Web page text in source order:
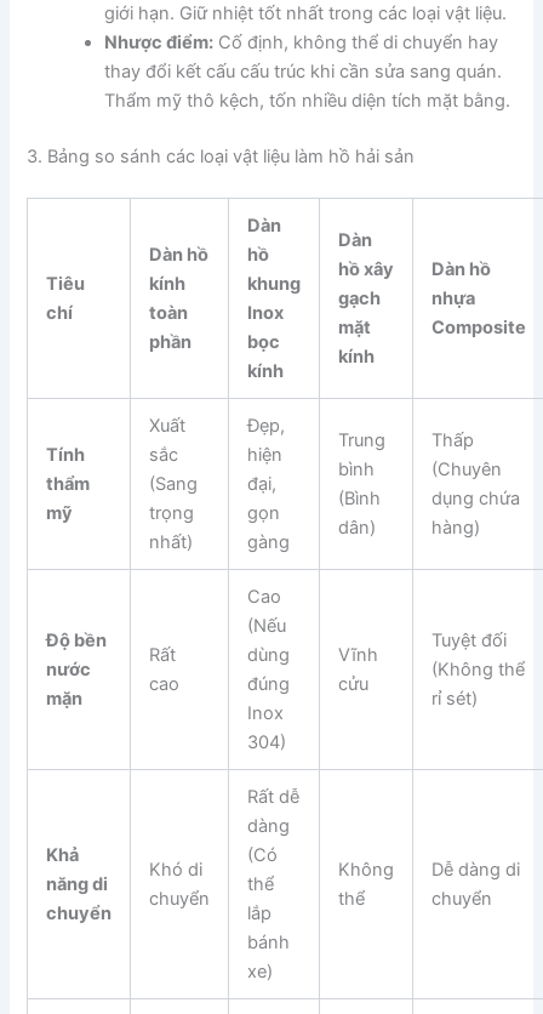
giới hạn. Giữ nhiệt tốt nhất trong các loại vật liệu.
Nhược điểm: Cố định, không thể di chuyển hay
thay đổi kết cấu cấu trúc khi cần sửa sang quán.
Thẩm mỹ thô kệch, tốn nhiều diện tích mặt bằng.
3. Bảng so sánh các loại vật liệu làm hồ hải sản
Tiêu
chí
Dàn hồ
kính
toàn
phần
Dàn
hồ
khung
Inox
bọc
kính
Dàn
hồ xây
gạch
mặt
kính
Dàn hồ
nhựa
Composite
Tính
thẩm
mỹ
Xuất
sắc
(Sang
trọng
nhất)
Đẹp,
hiện
đại,
gọn
gàng
Trung
bình
(Bình
dân)
Thấp
(Chuyên
dụng chứa
hàng)
Độ bền
nước
mặn
Rất
cao
Cao
(Nếu
dùng
đúng
Inox
304)
Vĩnh
cửu
Tuyệt đối
(Không thể
rỉ sét)
Khả
năng di
chuyển
Khó di
chuyển
Rất dễ
dàng
(Có
thể
lắp
bánh
xe)
Không
thể
Dễ dàng di
chuyển